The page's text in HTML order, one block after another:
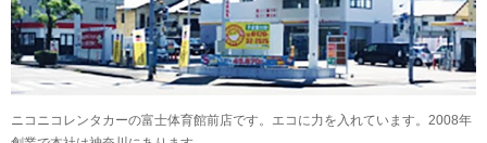
ニコニコレンタカーの富士体育館前店です。エコに力を入れています。2008年